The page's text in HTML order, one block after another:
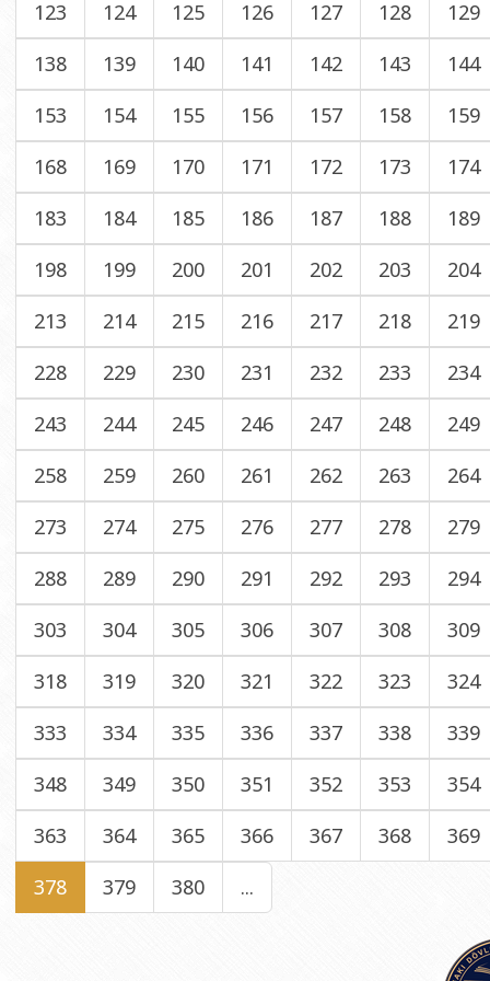
123 124 125 126 127 128
129
138
139 140 141 142 143
144
153
154 155 156 157 158
159
168
169 170 171 172 173
174
183
184 185 186 187 188
189
198
199 200 201 202 203
204
213
214 215 216 217 218
219
228
229 230 231 232 233
234
243
244 245 246 247 248
249
258
259 260 261 262 263
264
273
274 275 276 277 278
279
288
289 290 291 292 293
294
303
304 305 306 307 308
309
318
319 320 321 322 323
324
333
334 335 336 337 338
339
348
349 350 351 352 353
354
363
364 365 366 367 368
369
378
379 380 ...